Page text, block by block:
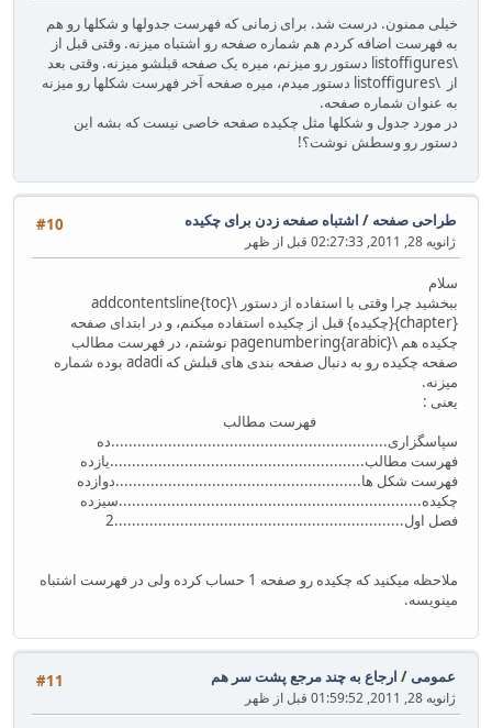
خیلی ممنون. درست شد. برای زمانی که فهرست جدولها و شکلها رو هم
به فهرست اضافه کردم هم شماره صفحه رو اشتباه میزنه. وقتی قبل از
\listoffigures دستور رو میزنم، میره یک صفحه قبلشو میزنه. وقتی بعد
از \listoffigures دستور میدم، میره صفحه آخر فهرست شکلها رو میزنه
به عنوان شماره صفحه.
در مورد جدول و شکلها مثل چکیده صفحه خاصی نیست که بشه این
دستور رو وسطش نوشت؟!
#10 طراحی صفحه / اشتباه صفحه زدن برای چکیده
ژانویه 28, 2011, 02:27:33 قبل از ظهر
سلام
ببخشید چرا وقتی با استفاده از دستور \addcontentsline{toc}
{chapter}{چکیده} قبل از چکیده استفاده میکنم، و در ابتدای صفحه
چکیده هم \pagenumbering{arabic} نوشتم، در فهرست مطالب
صفحه چکیده رو به دنبال صفحه بندی های قبلش که adadi بوده شماره
میزنه.
یعنی :
فهرست مطالب
سپاسگزاری...............................................................ده
فهرست مطالب..........................................................یازده
فهرست شکل ها........................................................دوازده
چکیده.....................................................................سیزده
فصل اول..................................................................2
ملاحظه میکنید که چکیده رو صفحه 1 حساب کرده ولی در فهرست اشتباه
مینویسه.
#11 عمومی / ارجاع به چند مرجع پشت سر هم
ژانویه 28, 2011, 01:59:52 قبل از ظهر